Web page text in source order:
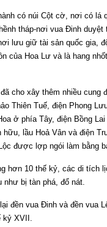
có núi Cột cờ, nơi có lá
tháp-nơi vua Ðinh duyệt
lưu giữ tài sản quốc gia,
của Hoa Lư và là hang
cho xây thêm nhiều cung
Thiên Tuế, điện Phong
ở phía Tây, điện Bồng Lai
hữu, lầu Hoả Vân và điện
được lợp ngói làm bằng
hơn 10 thế kỷ, các di tích
như bị tàn phá, đổ nát.
đền vua Ðinh và đền vua
kỷ XVII.